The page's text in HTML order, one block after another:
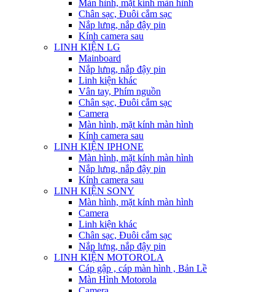
Màn hình, mặt kính màn hình
Chân sạc, Đuôi cắm sạc
Nắp lưng, nắp đậy pin
Kính camera sau
LINH KIỆN LG
Mainboard
Nắp lưng, nắp đậy pin
Linh kiện khác
Vân tay, Phím nguồn
Chân sạc, Đuôi cắm sạc
Camera
Màn hình, mặt kính màn hình
Kính camera sau
LINH KIỆN IPHONE
Màn hình, mặt kính màn hình
Nắp lưng, nắp đậy pin
Kính camera sau
LINH KIỆN SONY
Màn hình, mặt kính màn hình
Camera
Linh kiện khác
Chân sạc, Đuôi cắm sạc
Nắp lưng, nắp đậy pin
LINH KIỆN MOTOROLA
Cáp gập , cáp màn hình , Bản Lề
Màn Hình Motorola